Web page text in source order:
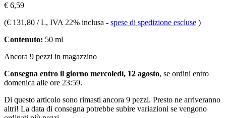
€ 6,59
(€ 131,80 / L, IVA 22% inclusa - spese di spedizione escluse )
Contenuto: 50 ml
Ancora 9 pezzi in magazzino
Consegna entro il giorno mercoledì, 12 agosto, se ordini entro
domenica alle ore 23:59.
Di questo articolo sono rimasti ancora 9 pezzi. Presto ne arriveranno
altri! La data di consegna potrebbe subire variazioni se vengono